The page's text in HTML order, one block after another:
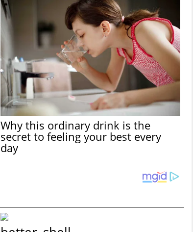
Why this ordinary drink is the
secret to feeling your best every
day